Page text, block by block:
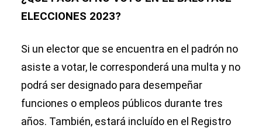
ELECCIONES 2023?
Si un elector que se encuentra en el padrón no
asiste a votar, le corresponderá una multa y no
podrá ser designado para desempeñar
funciones o empleos públicos durante tres
años. También, estará incluído en el Registro